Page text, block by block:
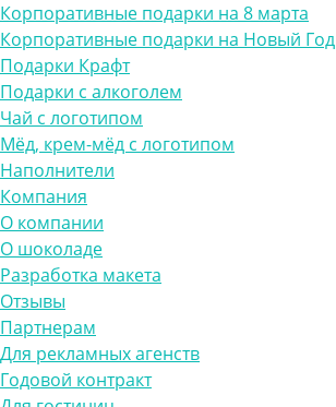
Корпоративные подарки на 8 марта
Корпоративные подарки на Новый Год
Подарки Крафт
Подарки с алкоголем
Чай с логотипом
Мёд, крем-мёд с логотипом
Наполнители
Компания
О компании
О шоколаде
Разработка макета
Отзывы
Партнерам
Для рекламных агенств
Годовой контракт